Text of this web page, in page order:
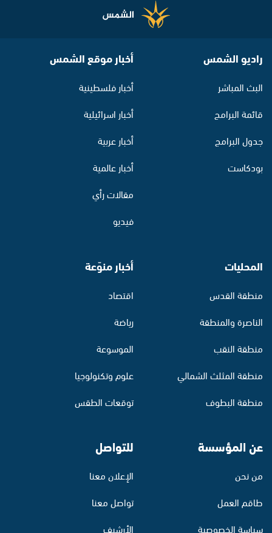
راديو الشمس
البث المباشر
قائمة البرامج
جدول البرامج
بودكاست
أخبار موقع الشمس
أخبار فلسطينية
أخبار اسرائيلية
أخبار عربية
أخبار عالمية
مقالات رأي
فيديو
المحليات
منطقة القدس
الناصرة والمنطقة
منطقة النقب
منطقة المثلث الشمالي
منطقة البطوف
أخبار منوّعة
اقتصاد
رياضة
الموسوعة
علوم وتكنولوجيا
توقعات الطقس
عن المؤسسة
من نحن
طاقم العمل
سياسة الخصوصية
للتواصل
الإعلان معنا
تواصل معنا
الأرشيف